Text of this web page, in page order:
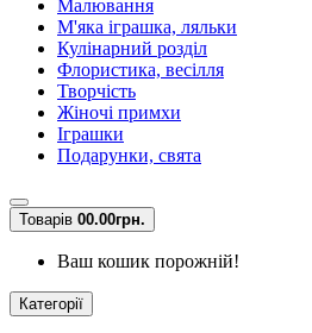
Малювання
М'яка іграшка, ляльки
Кулінарний розділ
Флористика, весілля
Творчість
Жіночі примхи
Іграшки
Подарунки, свята
Товарів 00.00грн.
Ваш кошик порожній!
Категорії